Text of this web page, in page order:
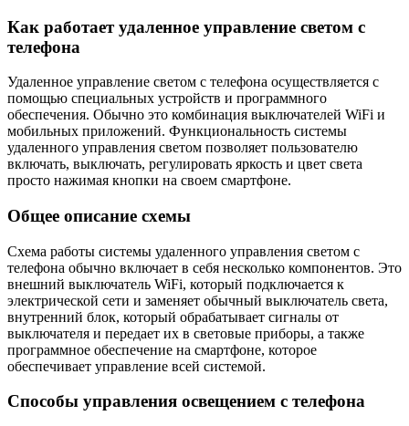
Как работает удаленное управление светом с
телефона
Удаленное управление светом с телефона осуществляется с
помощью специальных устройств и программного
обеспечения. Обычно это комбинация выключателей WiFi и
мобильных приложений. Функциональность системы
удаленного управления светом позволяет пользователю
включать, выключать, регулировать яркость и цвет света
просто нажимая кнопки на своем смартфоне.
Общее описание схемы
Схема работы системы удаленного управления светом с
телефона обычно включает в себя несколько компонентов. Это
внешний выключатель WiFi, который подключается к
электрической сети и заменяет обычный выключатель света,
внутренний блок, который обрабатывает сигналы от
выключателя и передает их в световые приборы, а также
программное обеспечение на смартфоне, которое
обеспечивает управление всей системой.
Способы управления освещением с телефона